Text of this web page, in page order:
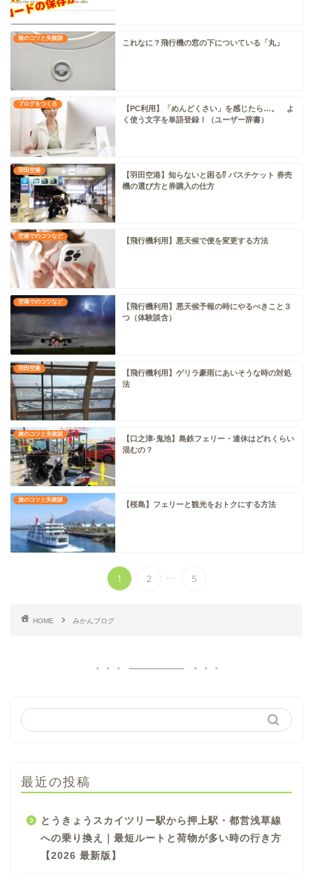
旅のコツと失敗談
これなに？飛行機の窓の下についている「丸」
ブログをつくる
【PC利用】「めんどくさい」を感じたら…。 よ
く使う文字を単語登録！（ユーザー辞書）
羽田空港
【羽田空港】知らないと困る⁉ バスチケット 券売
機の選び方と券購入の仕方
空港でのコツなど
【飛行機利用】悪天候で便を変更する方法
空港でのコツなど
【飛行機利用】悪天候予報の時にやるべきこと３
つ（体験談含）
羽田空港
【飛行機利用】ゲリラ豪雨にあいそうな時の対処
法
旅のコツと失敗談
【口之津-鬼池】島鉄フェリー・連休はどれくらい
混むの？
旅のコツと失敗談
【桜島】フェリーと観光をおトクにする方法
1 2 ... 5
HOME みかんブログ
最近の投稿
とうきょうスカイツリー駅から押上駅・都営浅草線
への乗り換え｜最短ルートと荷物が多い時の行き方
【2026 最新版】